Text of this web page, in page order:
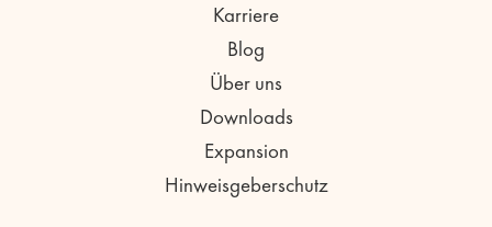
Karriere
Blog
Über uns
Downloads
Expansion
Hinweisgeberschutz